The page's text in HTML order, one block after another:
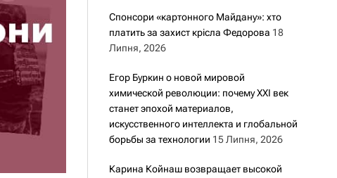
Спонсори «картонного Майдану»: хто
платить за захист крісла Федорова 18
Липня, 2026
Егор Буркин о новой мировой
химической революции: почему XXI век
станет эпохой материалов,
искусственного интеллекта и глобальной
борьбы за технологии 15 Липня, 2026
Карина Койнаш возвращает высокой